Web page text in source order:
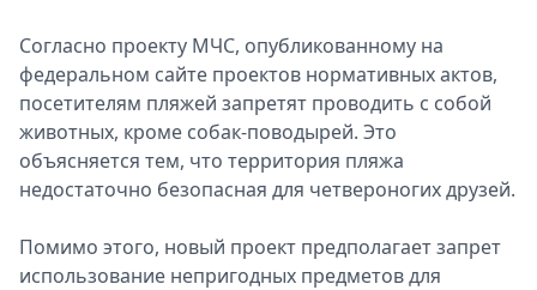
Скачай
Metro
Согласно проекту МЧС, опубликованному на
федеральном сайте проектов нормативных актов,
посетителям пляжей запретят проводить с собой
животных, кроме собак-поводырей. Это
объясняется тем, что территория пляжа
недостаточно безопасная для четвероногих друзей.
Помимо этого, новый проект предполагает запрет
использование непригодных предметов для